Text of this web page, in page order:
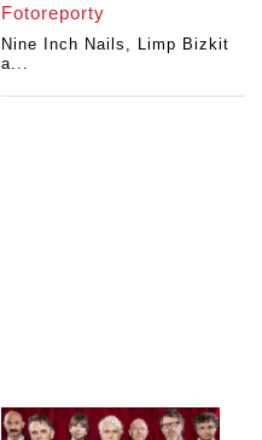
Fotoreporty
Nine Inch Nails, Limp Bizkit
a...